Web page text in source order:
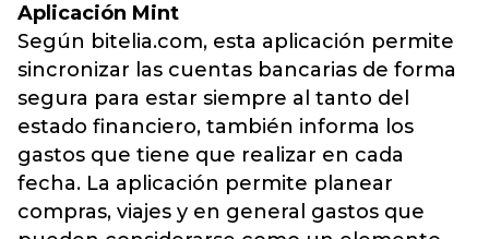
Aplicación Mint
Según bitelia.com, esta aplicación permite
sincronizar las cuentas bancarias de forma
segura para estar siempre al tanto del
estado financiero, también informa los
gastos que tiene que realizar en cada
fecha. La aplicación permite planear
compras, viajes y en general gastos que